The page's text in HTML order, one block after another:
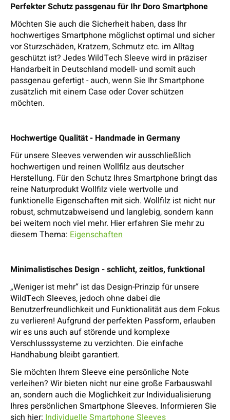
Perfekter Schutz passgenau für Ihr Doro Smartphone
Möchten Sie auch die Sicherheit haben, dass Ihr
hochwertiges Smartphone möglichst optimal und sicher
vor Sturzschäden, Kratzern, Schmutz etc. im Alltag
geschützt ist? Jedes WildTech Sleeve wird in präziser
Handarbeit in Deutschland modell- und somit auch
passgenau gefertigt - auch, wenn Sie Ihr Smartphone
zusätzlich mit einem Case oder Cover schützen
möchten.
Hochwertige Qualität - Handmade in Germany
Für unsere Sleeves verwenden wir ausschließlich
hochwertigen und reinen Wollfilz aus deutscher
Herstellung. Für den Schutz Ihres Smartphone bringt das
reine Naturprodukt Wollfilz viele wertvolle und
funktionelle Eigenschaften mit sich. Wollfilz ist nicht nur
robust, schmutzabweisend und langlebig, sondern kann
bei weitem noch viel mehr. Hier erfahren Sie mehr zu
diesem Thema: Eigenschaften
Minimalistisches Design - schlicht, zeitlos, funktional
„Weniger ist mehr“ ist das Design-Prinzip für unsere
WildTech Sleeves, jedoch ohne dabei die
Benutzerfreundlichkeit und Funktionalität aus dem Fokus
zu verlieren! Aufgrund der perfekten Passform, erlauben
wir es uns auch auf störende und komplexe
Verschlusssysteme zu verzichten. Die einfache
Handhabung bleibt garantiert.
Sie möchten Ihrem Sleeve eine persönliche Note
verleihen? Wir bieten nicht nur eine große Farbauswahl
an, sondern auch die Möglichkeit zur Individualisierung
Ihres persönlichen Smartphone Sleeves. Informieren Sie